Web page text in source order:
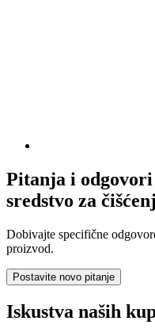
Pitanja i
sredstvo za
Dobivajte specifične
proizvod.
Postavite novo pitanje
Iskustva naših